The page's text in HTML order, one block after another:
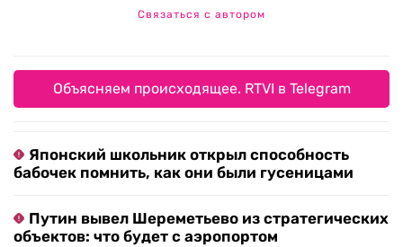
Связаться с автором
Объясняем происходящее. RTVI в Telegram
Японский школьник открыл способность
бабочек помнить, как они были гусеницами
Путин вывел Шереметьево из стратегических
объектов: что будет с аэропортом